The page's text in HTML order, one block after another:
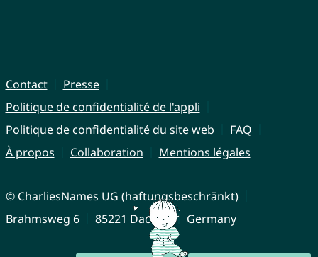
Contact
Presse
Politique de confidentialité de l'appli
Politique de confidentialité du site web
FAQ
À propos
Collaboration Mentions légales
© CharliesNames UG (haftungsbeschränkt)
Brahmsweg 6
85221 Dachau Germany